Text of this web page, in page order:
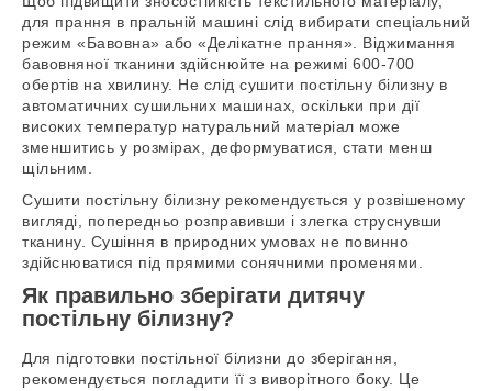
для прання в пральній машині слід вибирати спеціальний
режим «Бавовна» або «Делікатне прання». Віджимання
бавовняної тканини здійснюйте на режимі 600-700
обертів на хвилину. Не слід сушити постільну білизну в
автоматичних сушильних машинах, оскільки при дії
високих температур натуральний матеріал може
зменшитись у розмірах, деформуватися, стати менш
щільним.
Сушити постільну білизну рекомендується у розвішеному
вигляді, попередньо розправивши і злегка струснувши
тканину. Сушіння в природних умовах не повинно
здійснюватися під прямими сонячними променями.
Як правильно зберігати дитячу
постільну білизну?
Для підготовки постільної білизни до зберігання,
рекомендується погладити її з виворітного боку. Це